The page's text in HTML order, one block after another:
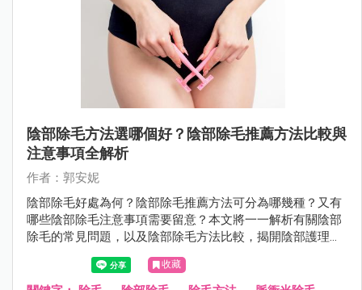
陰部除毛方法選哪個好？陰部除毛推薦方法比較與
注意事項全解析
作者：郭安妮
陰部除毛好處為何？陰部除毛推薦方法可分為哪幾種？又有
哪些陰部除毛注意事項需要留意？本文將一一解析有關陰部
除毛的常見問題，以及陰部除毛方法比較，揭開陰部護理的
收藏